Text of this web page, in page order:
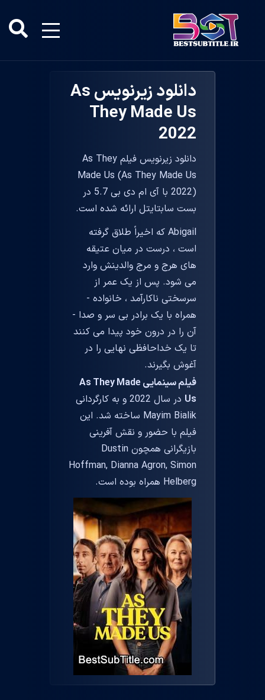
دانلود زیرنویس As
They Made Us
2022
دانلود زیرنویس فیلم As They
Made Us (As They Made Us
2022) با آی ام دی بی 5.7 در
بست سابتایتل ارائه شده است.
Abigail که اخیراً طلاق گرفته
است ، درست در میان عتیقه
های هرج و مرج والدینش وارد
می شود. پس از یک عمر از
سرسختی ناکارآمد ، خانواده -
همراه با یک برادر بی سر و صدا -
آن را در درون خود پیدا می کنند
تا یک خداحافظی نهایی را در
آغوش بگیرند.
فیلم سینمایی As They Made
Us
در سال 2022 و به کارگردانی
Mayim Bialik ساخته شد. این
فیلم با حضور و نقش آفرینی
بازیگرانی همچون Dustin
Hoffman, Dianna Agron, Simon
Helberg همراه بوده است.